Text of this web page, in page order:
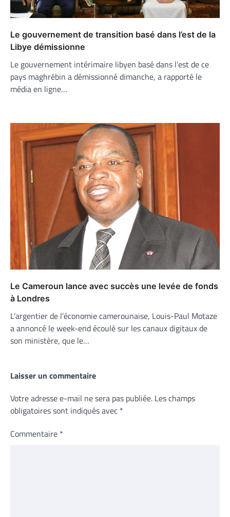
Le gouvernement de transition basé dans l’est de la
Libye démissionne
Le gouvernement intérimaire libyen basé dans l’est de ce
pays maghrébin a démissionné dimanche, a rapporté le
média en ligne…
Le Cameroun lance avec succès une levée de fonds
à Londres
L’argentier de l’économie camerounaise, Louis-Paul Motaze
a annoncé le week-end écoulé sur les canaux digitaux de
son ministère, que le…
Laisser un commentaire
Votre adresse e-mail ne sera pas publiée. Les champs
obligatoires sont indiqués avec *
Commentaire *